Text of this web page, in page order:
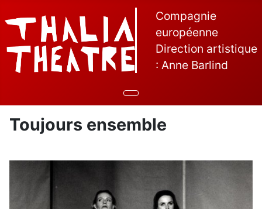
Compagnie
européenne
Direction artistique
: Anne Barlind
Toujours ensemble